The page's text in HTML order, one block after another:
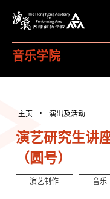
音乐学院
主页 演出及活动
演艺研究生讲
（圆号）
演艺制作 音乐